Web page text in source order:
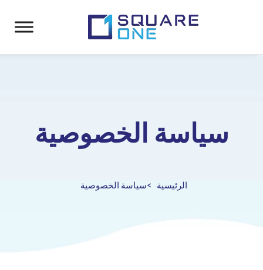
سياسة الخصوصية
الرئيسية سياسة الخصوصية